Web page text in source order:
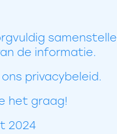
de informatie.
privacybeleid.
het graag!
2024